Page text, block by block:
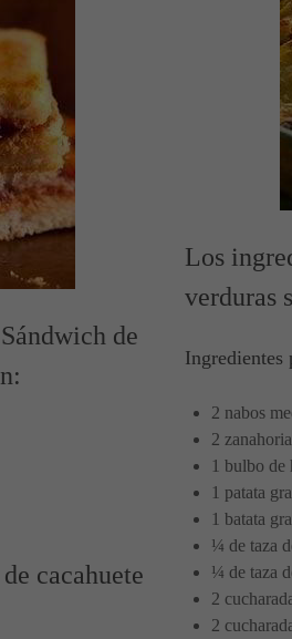
de
cacahuete
Los
verduras
Ingredientes
2 nabos
2
1 bulbo de
1 patata
1 batata
¼ de taza
¼ de taza
2
2